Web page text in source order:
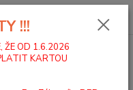
0,00 Kč
!!!
ŽE OD 1.6.2026
KARTOU